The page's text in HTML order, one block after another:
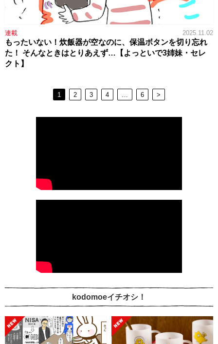
連載 2025.11.02
もったいない！炊飯器が空なのに、保温ボタンを切り忘れ
た！ そんなときはとりあえず…【よっといで3姉妹・セレ
クト】
1 2 3 4 6 >
kodomoeイチオシ！